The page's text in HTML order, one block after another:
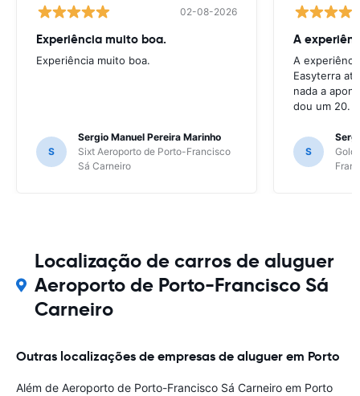
02-08-2026
Experiência muito boa.
Experiência muito boa.
S
Sergio Manuel Pereira Marinho
Sixt Aeroporto de Porto-Francisco
Sá Carneiro
A
A
Easyterra
nada a
dou um 20.
S
Localização de carros de aluguer
Aeroporto de Porto-Francisco Sá
Carneiro
Outras localizações de empresas de aluguer em Porto
Além de Aeroporto de Porto-Francisco Sá Carneiro em Porto